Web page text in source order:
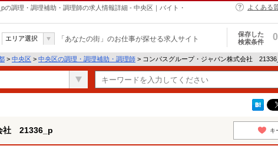
調理・調理補助・調理師の求人情報詳細 - 中央区｜バイト・
よくある
エリア選択 「あなたの街」のお仕事が探せる求人サイト
保存した
検索条件
0
> 中央区 > 中央区の調理・調理補助・調理師 > コンパスグループ・ジャパン株式会社
社 21336_p キ